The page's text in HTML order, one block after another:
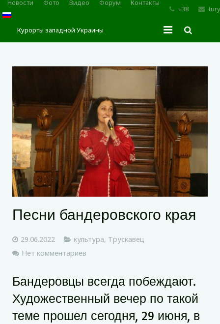
Новости Фото Видео Форум Контакты
+38
Курорты западной Украины
Сходница
Моршин
Карпаты
Песни бандеровского края
29.06.2022 культура, Трускавец
Нет комментариев
Бандеровцы всегда побеждают.
Художественный вечер по такой
теме прошел сегодня, 29 июня, в